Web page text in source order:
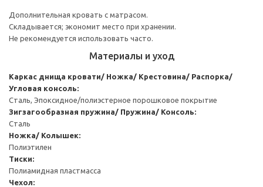
Дополнительная кровать с матрасом.
Складывается; экономит место при хранении.
Не рекомендуется использовать часто.
Материалы и уход
Каркас днища кровати/ Ножка/ Крестовина/ Распорка/
Угловая консоль:
Сталь, Эпоксидное/полиэстерное порошковое покрытие
Зигзагообразная пружина/ Пружина/ Консоль:
Сталь
Ножка/ Колышек:
Полиэтилен
Тиски:
Полиамидная пластмасса
Чехол: